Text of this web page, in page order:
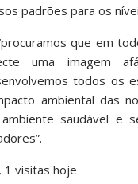
padrões para os
que em
uma imagem
todos os
ambiental das
saudável e
1 visitas hoje